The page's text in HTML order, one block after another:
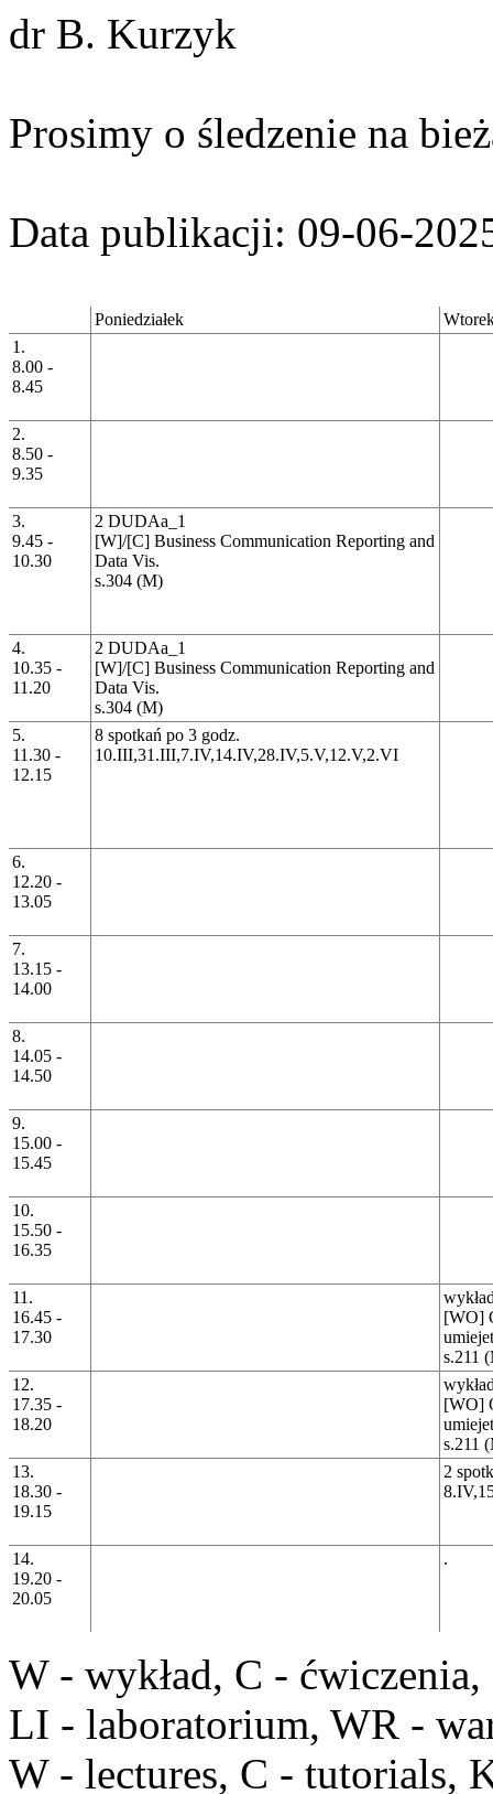
dr B. Kurzyk
Prosimy o śledzenie na
Data publikacji: 09-06-
Poniedziałek
1.
8.00 -
8.45
2.
8.50 -
9.35
3.
9.45 -
10.30
2 DUDAa_1
[W]/[C] Business Communication Reporting and
Data Vis.
s.304 (M)
4.
10.35 -
11.20
2 DUDAa_1
[W]/[C] Business Communication Reporting and
Data Vis.
s.304 (M)
5.
11.30 -
12.15
8 spotkań po 3 godz.
10.III,31.III,7.IV,14.IV,28.IV,5.V,12.V,2.VI
6.
12.20 -
13.05
7.
13.15 -
14.00
8.
14.05 -
14.50
9.
15.00 -
15.45
10.
15.50 -
16.35
11.
16.45 -
17.30
[WO]
s.211
12.
17.35 -
18.20
[WO]
s.211
13.
18.30 -
19.15
2
14.
19.20 -
20.05
.
W- wykład, C - ćwiczenia,
LI - laboratorium, WR -
W- lectures, C - tutorials,